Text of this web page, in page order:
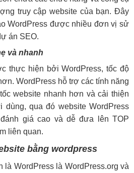
truy cập website của bạn. Đây
WordPress được nhiều đơn vị sử
án SEO.
và nhanh
thực hiện bởi WordPress, tốc độ
WordPress hỗ trợ các tính năng
website nhanh hơn và cải thiện
qua đó website WordPress
giá cao và dễ đưa lên TOP
liên quan.
bằng wordpress
là WordPress là WordPress.org và